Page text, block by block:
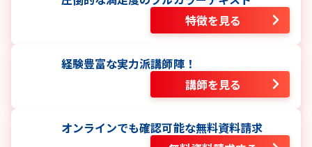
特徴を見る
経験豊富な実力派講師陣！
講師を見る
オンラインでも確認可能な無料資料請求